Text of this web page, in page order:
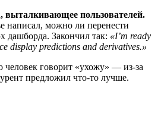
выталкивающее пользователей.
написал, можно ли перенести
дашборда. Закончил так: «I’m ready
display predictions and derivatives.»
человек говорит «ухожу» — из-за
предложил что-то лучше.